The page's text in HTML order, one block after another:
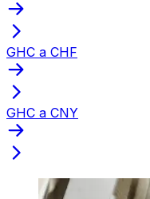
GHC a CHF
GHC a CNY